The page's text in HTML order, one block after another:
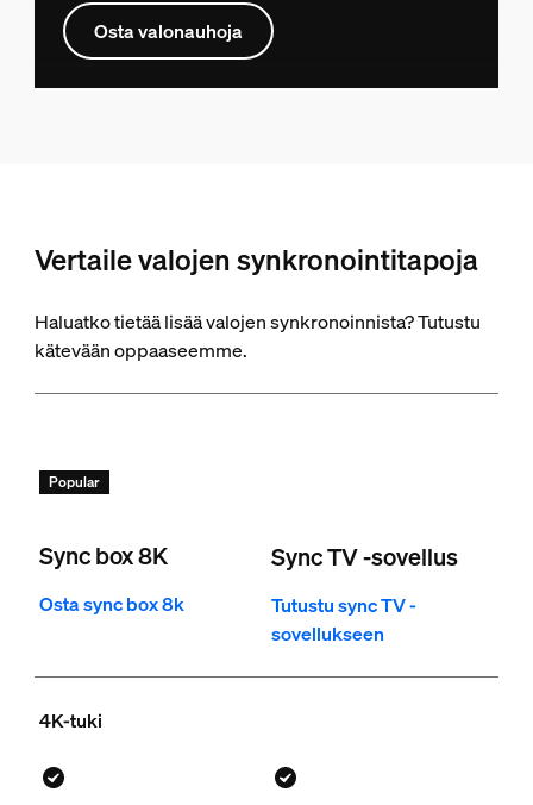
Osta valonauhoja
Vertaile valojen synkronointitapoja
Haluatko tietää lisää valojen synkronoinnista? Tutustu
kätevään oppaaseemme.
Popular
Sync box 8K
Osta sync box 8k
Sync TV -sovellus
Tutustu sync TV -
sovellukseen
4K-tuki